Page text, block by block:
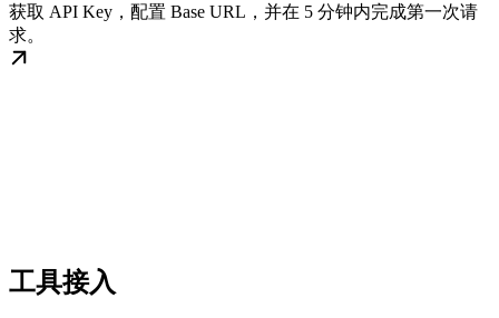
获取 API Key，配置 Base URL，并在 5 分钟内完成第一次请
求。
工具接入